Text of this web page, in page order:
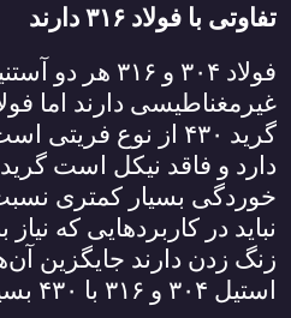
تفاوتی با فولاد ۳۱۶ دارند
فولاد ۳۰۴ و ۳۱۶ هر دو
غیرمغناطیسی دارند اما
گرید ۴۳۰ از نوع فریتی
دارد و فاقد نیکل است گرید
خوردگی بسیار کمتری
نباید در کاربردهایی که نیاز
زنگ زدن دارند جایگزین
استیل ۳۰۴ و ۳۱۶ با ۴۳۰